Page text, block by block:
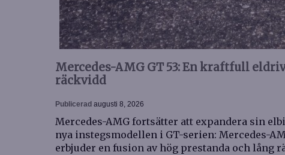
Mercedes-AMG GT 53: En kraftfull
räckvidd
Publicerad augusti 8, 2026
Mercedes-AMG fortsätter att expandera sin
nya instegsmodellen i GT-serien: Mercedes-
erbjuder en fusion av hög prestanda och lång